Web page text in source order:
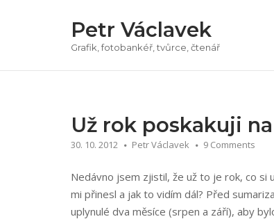
Petr Václavek
Grafik, fotobankéř, tvůrce, čtenář
Už rok poskakuji
30. 10. 2012 Petr Václavek 9 Comments
Nedávno jsem zjistil, že už to je rok, co si
mi přinesl a jak to vidím dál? Před
uplynulé dva měsíce (srpen a září), aby